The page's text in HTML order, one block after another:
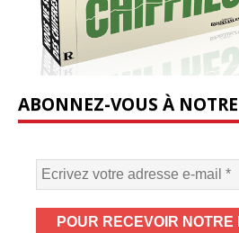
ABONNEZ-VOUS À